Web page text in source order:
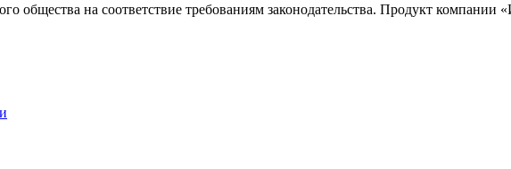
общества на соответствие требованиям законодательства. Продукт компании «